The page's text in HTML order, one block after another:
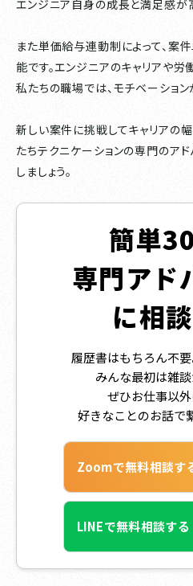
エンジニア自身の成長と満足感が
また単価給与連動制によって、案
能です。エンジニアのキャリアや
私たちの職場では、モチベーション
新しい案件に挑戦してキャリアの
たちテクニケーションの専門のア
しましょう。
簡単
専門アド
に相
履歴書はもちろん不
みんな最初は雑談
ぜひお仕事以
好きなことのお話で
Zoomで無料相談す
LINEで無料相談する